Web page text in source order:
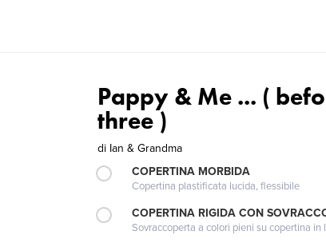
Pappy & Me ... (
three )
di Ian & Grandma
COPERTINA MORBIDA
Copertina plastificata lucida, flessibile
COPERTINA RIGIDA CON
Sovraccoperta a colori pieni su copertina in